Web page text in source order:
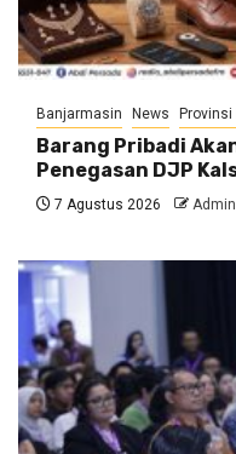
Banjarmasin News Provinsi
Barang Pribadi
Penegasan DJP
7 Agustus 2026